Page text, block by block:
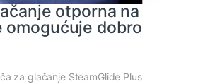
otporna na
omogućuje dobro
za glačanje SteamGlide Plus